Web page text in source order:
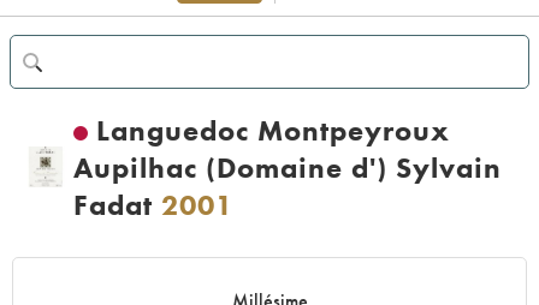
Languedoc Montpeyroux
Aupilhac (Domaine d') Sylvain
Fadat 2001